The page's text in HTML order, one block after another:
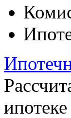
ипотеке